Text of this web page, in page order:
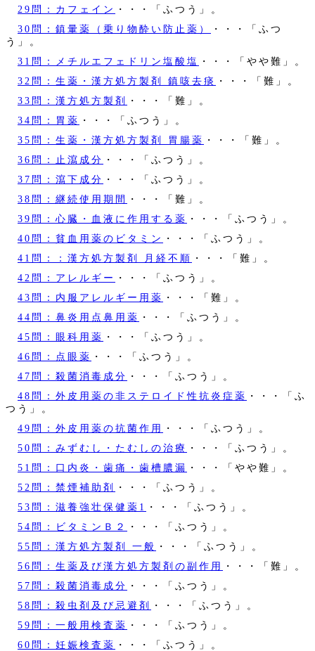
29問：カフェイン
・・・「ふつう」。
30問：鎮暈薬（乗り物酔い防止薬）
・・・「ふつ
う」。
31問：メチルエフェドリン塩酸塩
・・・「やや難」。
32問：生薬・漢方処方製剤 鎮咳去痰
・・・「難」。
33問：漢方処方製剤
・・・「難」。
34問：胃薬 ・・・「ふつう」。
35問：生薬・漢方処方製剤 胃腸薬 ・・・「難」。
36問：止瀉成分 ・・・「ふつう」。
37問：瀉下成分 ・・・「ふつう」。
38問：継続使用期間
・・・「難」。
39問：心臓・血液に作用する薬 ・・・「ふつう」。
40問：貧血用薬のビタミン
・・・「ふつう」。
41問：：漢方処方製剤 月経不順 ・・・「難」。
42問：アレルギー
・・・「ふつう」。
43問：内服アレルギー用薬 ・・・「難」。
44問：鼻炎用点鼻用薬 ・・・「ふつう」。
45問：眼科用薬 ・・・「ふつう」。
46問：点眼薬 ・・・「ふつう」。
47問：殺菌消毒成分 ・・・「ふつう」。
48問：外皮用薬の非ステロイド性抗炎症薬 ・・・「ふ
つう」。
49問：外皮用薬の抗菌作用
・・・「ふつう」。
50問：みずむし・たむしの治療
・・・「ふつう」。
51問：口内炎・歯痛・歯槽膿漏 ・・・「やや難」。
52問：禁煙補助剤
・・・「ふつう」。
53問：滋養強壮保健薬1
・・・「ふつう」。
54問：ビタミンＢ２
・・・「ふつう」。
55問：漢方処方製剤 一般 ・・・「ふつう」。
56問：生薬及び漢方処方製剤の副作用
・・・「難」。
57問：殺菌消毒成分 ・・・「ふつう」。
58問：殺虫剤及び忌避剤
・・・「ふつう」。
59問：一般用検査薬 ・・・「ふつう」。
60問：妊娠検査薬 ・・・「ふつう」。